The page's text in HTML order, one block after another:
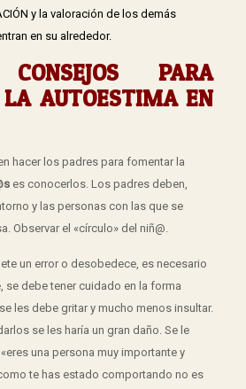
y la valoración de los demás
en su alrededor.
PARA
LA AUTOESTIMA EN
hacer los padres para fomentar la
es conocerlos. Los padres deben,
y las personas con las que se
Observar el «círculo» del niñ@.
un error o desobedece, es necesario
se debe tener cuidado en la forma
les debe gritar y mucho menos insultar.
se les haría un gran daño. Se le
una persona muy importante y
te has estado comportando no es